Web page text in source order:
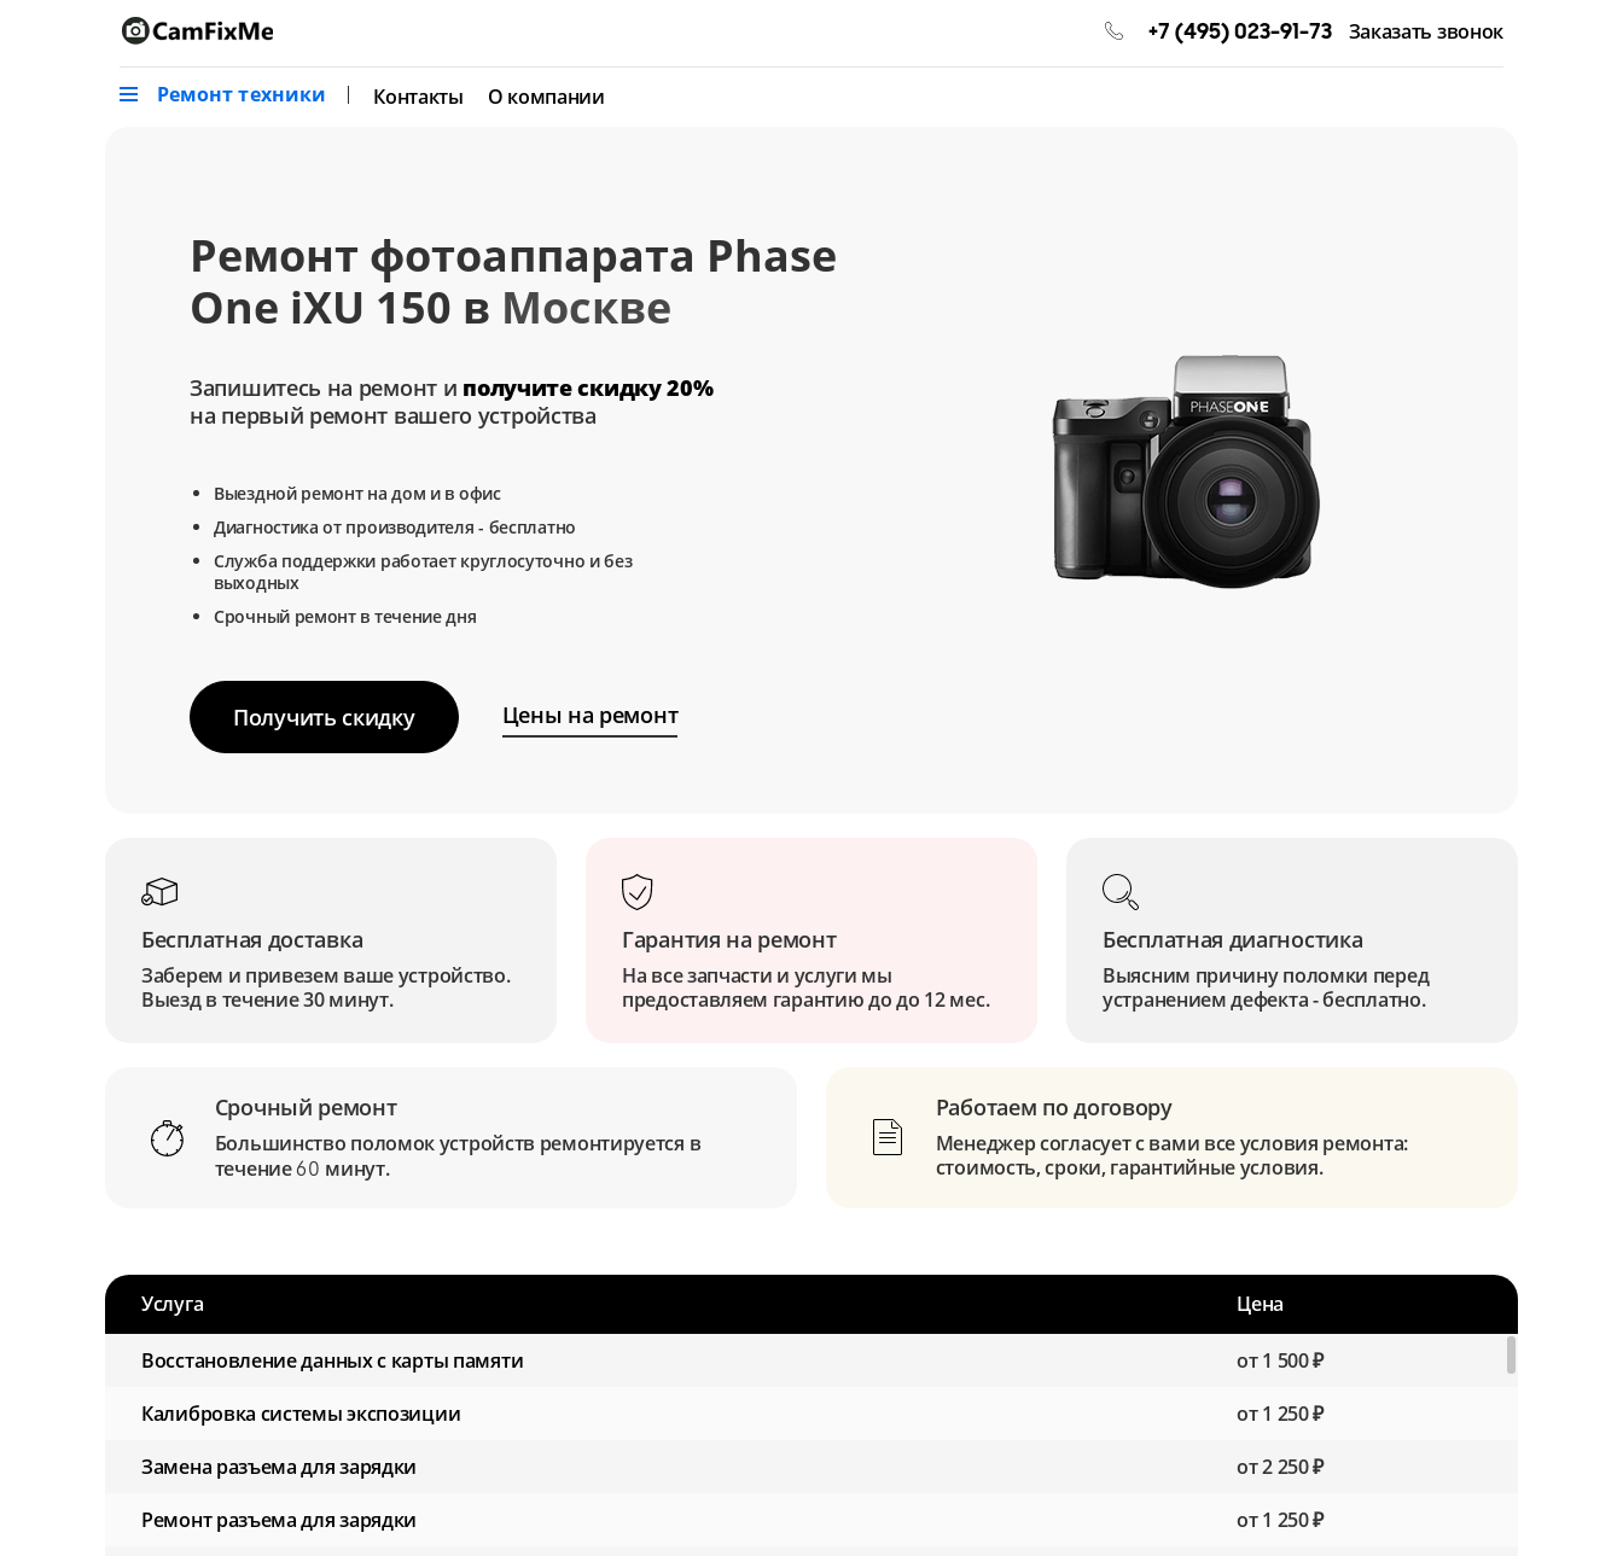
+7 (495) 023-91-73 Заказать звонок
Ремонт техники Контакты О компании
Ремонт фотоаппарата Phase
One iXU 150 в Москве
Запишитесь на ремонт и получите скидку 20%
на первый ремонт вашего устройства
Выездной ремонт на дом и в офис
Диагностика от производителя - бесплатно
Служба поддержки работает круглосуточно и без
выходных
Срочный ремонт в течение дня
Получить скидку Цены на ремонт
Бесплатная доставка
Заберем и привезем ваше устройство.
Выезд в течение 30 минут.
Гарантия на ремонт
На все запчасти и услуги мы
предоставляем гарантию до до 12 мес.
Бесплатная диагностика
Выясним причину поломки перед
устранением дефекта - бесплатно.
Срочный ремонт
Большинство поломок устройств ремонтируется в
течение 60 минут.
Работаем по договору
Менеджер согласует с вами все условия ремонта:
стоимость, сроки, гарантийные условия.
Услуга Цена
Восстановление данных с карты памяти
от 1 500 ₽
Калибровка системы экспозиции
от 1 250 ₽
Замена разъема для зарядки
от 2 250 ₽
Ремонт разъема для зарядки
от 1 250 ₽